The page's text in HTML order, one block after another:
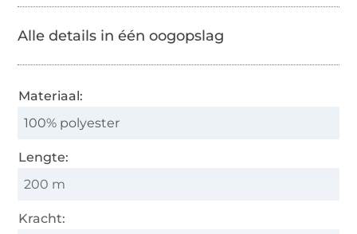
Alle details in één oogopslag
Materiaal:
100% polyester
Lengte:
200 m
Kracht: